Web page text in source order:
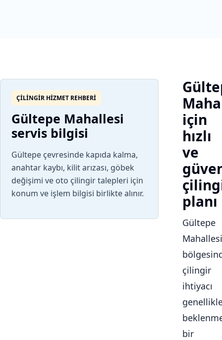
ÇILINGIR HIZMET REHBERI
Gültepe Mahallesi
servis bilgisi
Gültepe çevresinde kapıda kalma,
anahtar kaybı, kilit arızası, göbek
değişimi ve oto çilingir talepleri için
konum ve işlem bilgisi birlikte alınır.
için
hızlı
ve
planı
Gültepe
Mahallesi
çilingir
ihtiyacı
bir